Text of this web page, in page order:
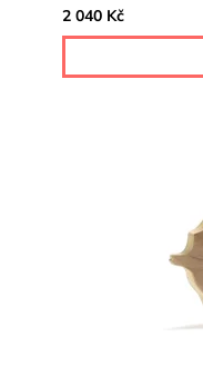
2 040 Kč